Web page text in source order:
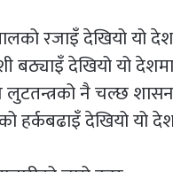
रजाइँ देखियो यो
बठ्याइँ देखियो यो देशमा
नै चल्छ शासन
हर्कबढाइँ देखियो यो